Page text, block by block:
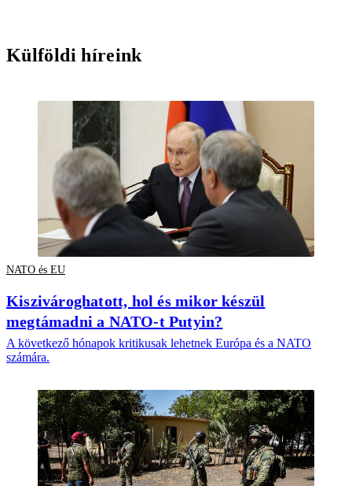
Külföldi híreink
NATO és EU
Kiszivároghatott, hol és mikor készül
megtámadni a NATO-t Putyin?
A következő hónapok kritikusak lehetnek Európa és a NATO
számára.